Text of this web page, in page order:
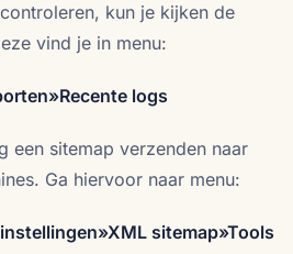
kun je kijken de
vind je in menu:
logs
een sitemap verzenden naar
Ga hiervoor naar menu:
sitemap»Tools